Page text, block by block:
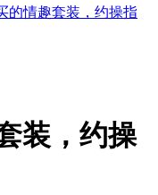
的情趣套装，约操指
装，约操